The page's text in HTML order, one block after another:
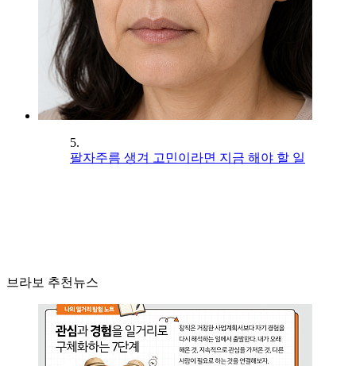
5.
팔자주름 생겨 고민이라면 지금 해야 할 일
브라보 추천뉴스